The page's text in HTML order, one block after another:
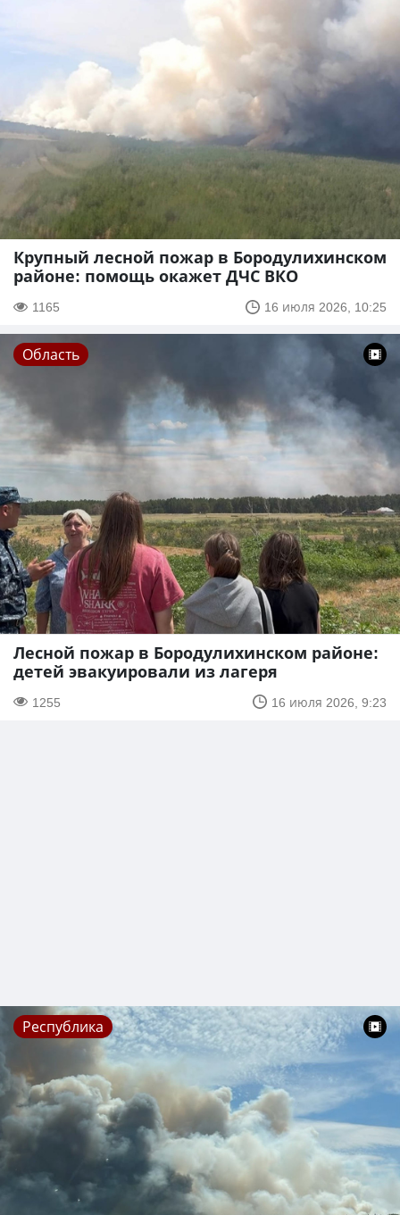
Крупный лесной пожар в Бородулихинском
районе: помощь окажет ДЧС ВКО
1165 16 июля 2026, 10:25
Область
Лесной пожар в Бородулихинском районе:
детей эвакуировали из лагеря
1255 16 июля 2026, 9:23
Республика